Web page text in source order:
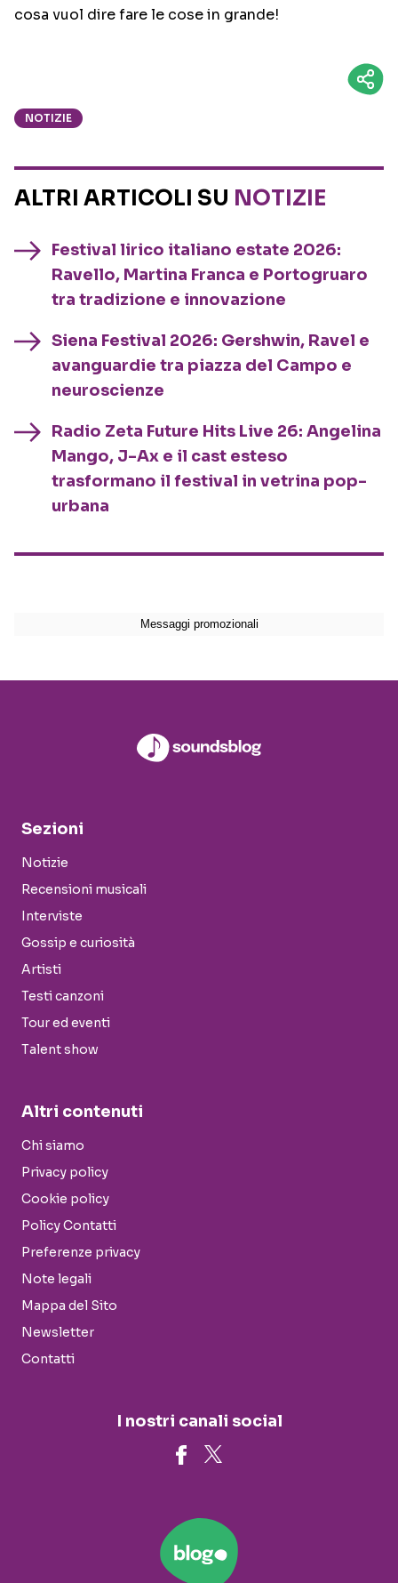
cosa vuol dire fare le cose in grande!
NOTIZIE
ALTRI ARTICOLI SU NOTIZIE
Festival lirico italiano estate 2026:
Ravello, Martina Franca e Portogruaro
tra tradizione e innovazione
Siena Festival 2026: Gershwin, Ravel e
avanguardie tra piazza del Campo e
neuroscienze
Radio Zeta Future Hits Live 26: Angelina
Mango, J-Ax e il cast esteso
trasformano il festival in vetrina pop-
urbana
Sezioni
Notizie
Recensioni musicali
Interviste
Gossip e curiosità
Artisti
Testi canzoni
Tour ed eventi
Talent show
Altri contenuti
Chi siamo
Privacy policy
Cookie policy
Policy Contatti
Preferenze privacy
Note legali
Mappa del Sito
Newsletter
Contatti
I nostri canali social